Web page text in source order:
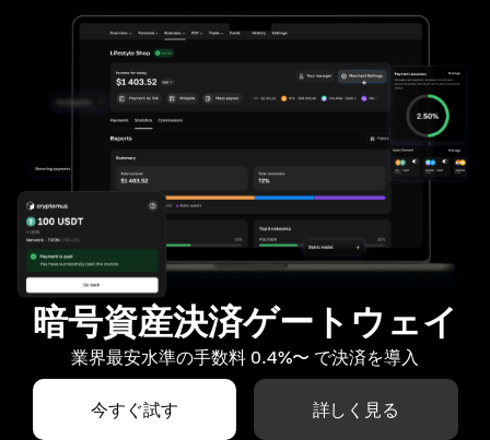
暗号資産決済ゲートウェイ
業界最安水準の手数料 0.4%〜 で決済を導入
今すぐ試す 詳しく見る